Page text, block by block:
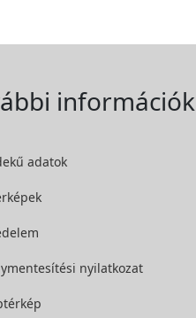
információk
adatok
nyilatkozat